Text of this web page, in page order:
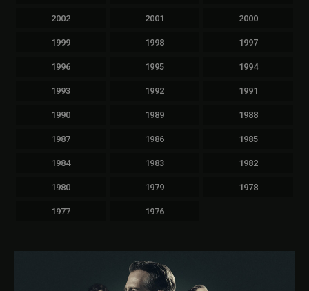
2002 2001 2000
1999 1998 1997
1996 1995 1994
1993 1992 1991
1990 1989 1988
1987 1986 1985
1984 1983 1982
1980 1979 1978
1977 1976